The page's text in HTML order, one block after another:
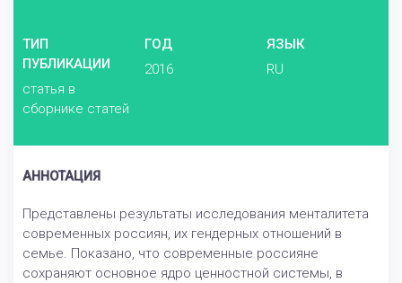
ТИП
ПУБЛИКАЦИИ
статья в
сборнике статей
ГОД
2016
ЯЗЫК
RU
АННОТАЦИЯ
Представлены результаты исследования менталитета
современных россиян, их гендерных отношений в
семье. Показано, что современные россияне
сохраняют основное ядро ценностной системы, в